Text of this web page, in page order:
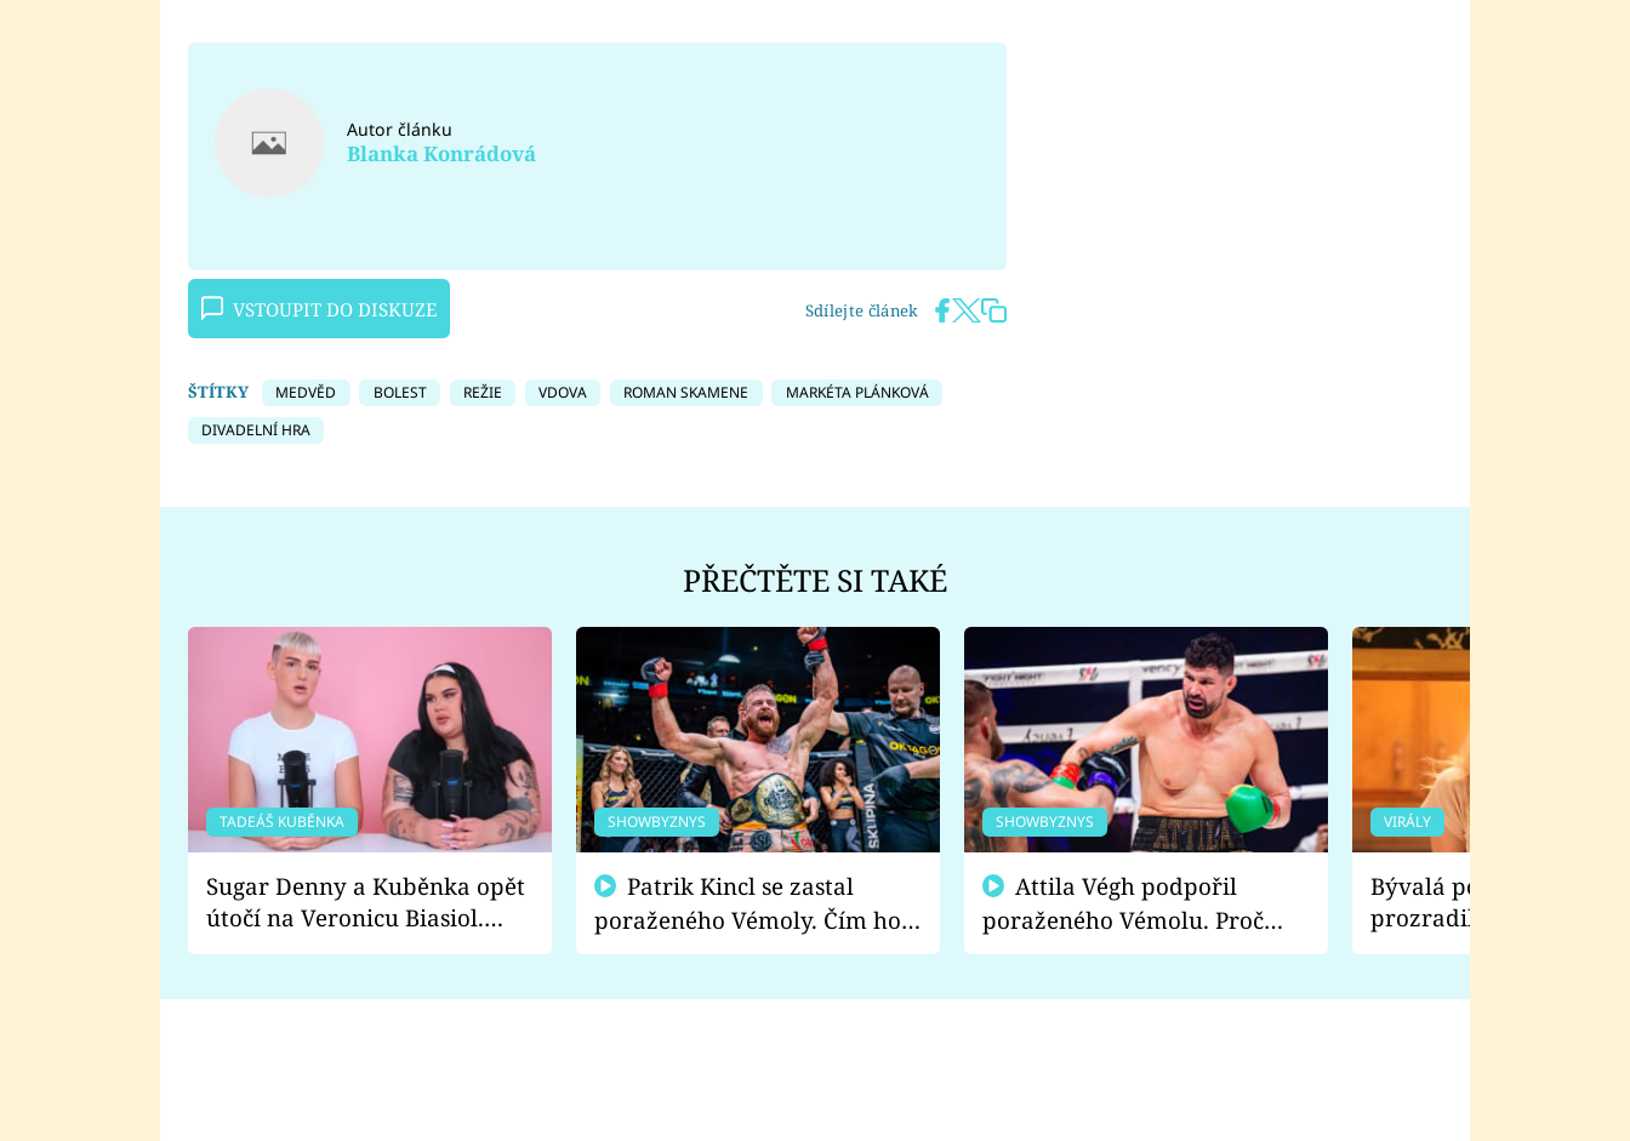
Autor článku
Blanka Konrádová
VSTOUPIT DO DISKUZE Sdílejte článek
ŠTÍTKY MEDVĚD BOLEST REŽIE VDOVA ROMAN SKAMENE
MARKÉTA PLÁNKOVÁ
DIVADELNÍ HRA
PŘEČTĚTE SI TAKÉ
TADEÁŠ KUBĚNKA
Sugar Denny a Kuběnka opět
útočí na Veronicu Biasiol.
Proč je podle nich falešná a
SHOWBYZNYS
poraženého Vémoly. Čím ho
fanoušci naštvali?
SHOWBYZNYS
poraženého Vémolu. Proč
chce raději zápasit s ním než
VIRÁLY
Bývalá pornoherečka
prozradila, co ji
natáčení Euforie.